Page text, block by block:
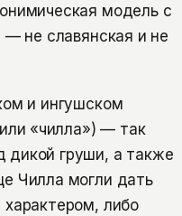
модель с
не славянская и не
и ингушском
«чӏилла») — так
дикой груши, а также
Чилла могли дать
либо